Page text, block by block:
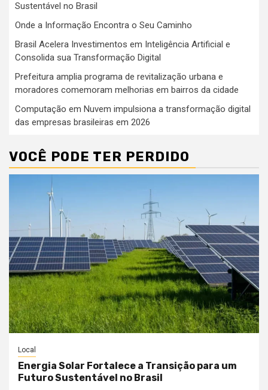
Sustentável no Brasil
Onde a Informação Encontra o Seu Caminho
Brasil Acelera Investimentos em Inteligência Artificial e
Consolida sua Transformação Digital
Prefeitura amplia programa de revitalização urbana e
moradores comemoram melhorias em bairros da cidade
Computação em Nuvem impulsiona a transformação digital
das empresas brasileiras em 2026
VOCÊ PODE TER PERDIDO
Local
Energia Solar Fortalece a Transição para um
Futuro Sustentável no Brasil